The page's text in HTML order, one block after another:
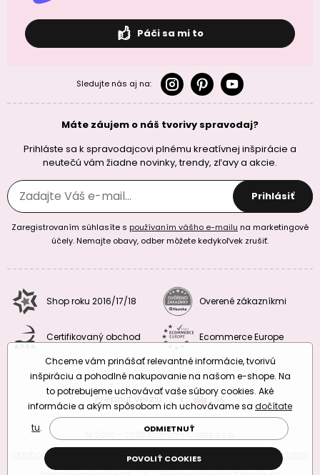
Páči sa mi to
Sledujte nás aj na:
Máte záujem o náš tvorivy spravodaj?
Prihláste sa k spravodajcovi plnému kreatívnej inšpirácie a
neutečú vám žiadne novinky, trendy, zľavy a akcie.
Prihlásiť
Zaregistrovaním súhlasíte s používaním vášho e-mailu na marketingové
účely. Nemajte obavy, odber môžete kedykoľvek zrušiť.
Shop roku 2016/17/18 Overené zákazníkmi
Certifikovaný obchod Ecommerce Europe
Prepnúť verziu: CZSK
© 2010 – 2026 Manumi Crafts s.r.o.
Obchodné podmienky
Podmienky ochrany osobných údajov
Chceme vám prinášať relevantné informácie, tvorivú
inšpiráciu a pohodlné nakupovanie na našom e-shope. Na
to potrebujeme uchovávať vaše súbory cookies. Aké
informácie a akým spôsobom ich uchovávame sa dočítate
tu. ODMIETNUŤ
POVOLIŤ COOKIES